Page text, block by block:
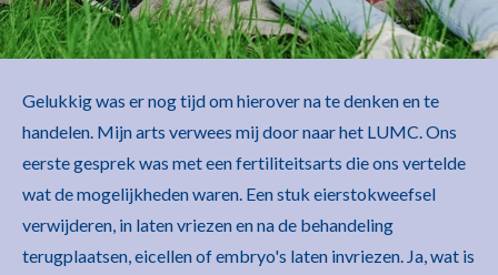
Gelukkig was er nog tijd om hierover na te denken en te
handelen. Mijn arts verwees mij door naar het LUMC. Ons
eerste gesprek was met een fertiliteitsarts die ons vertelde
wat de mogelijkheden waren. Een stuk eierstokweefsel
verwijderen, in laten vriezen en na de behandeling
terugplaatsen, eicellen of embryo's laten invriezen. Ja, wat is